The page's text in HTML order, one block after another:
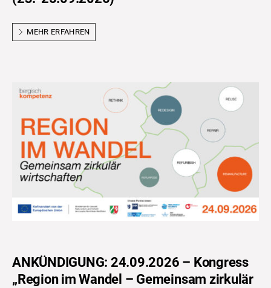
MEHR ERFAHREN
ANKÜNDIGUNG: 24.09.2026 – Kongress
„Region im Wandel – Gemeinsam zirkulär